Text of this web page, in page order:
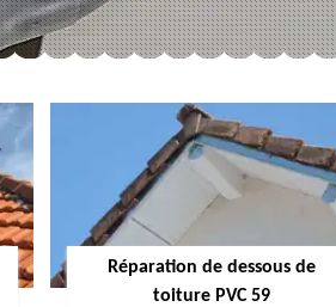
Réparation de dessous de
toiture PVC 59